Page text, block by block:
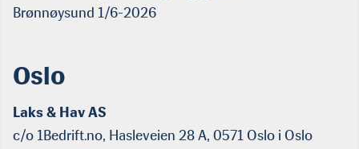
Brønnøysund 1/6-2026
Oslo
Laks & Hav AS
c/o 1Bedrift.no, Hasleveien 28 A, 0571 Oslo i Oslo